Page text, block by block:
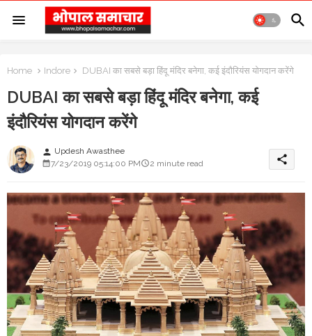
Home Indore DUBAI का सबसे बड़ा हिंदू मंदिर बनेगा, कई इंदौरियंस योगदान करेंगे
DUBAI का सबसे बड़ा हिंदू मंदिर बनेगा, कई
इंदौरियंस योगदान करेंगे
person Updesh Awasthee
7/23/2019 05:14:00 PM
2 minute read share